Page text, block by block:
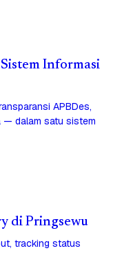
Informasi
APBDes,
— dalam satu sistem
di Pringsewu
tracking status